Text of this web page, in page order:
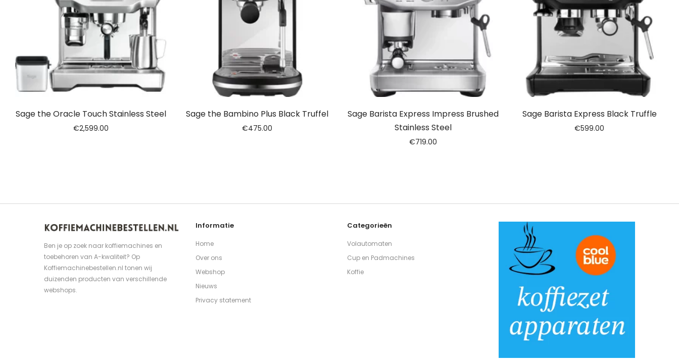
Sage the Oracle Touch Stainless Steel
€2,599.00
Sage the Bambino Plus Black Truffel
€475.00
Sage Barista Express Impress Brushed
Stainless Steel
€719.00
Sage Barista Express Black Truffle
€599.00
Ben je op zoek naar koffiemachines en
toebehoren van A-kwaliteit? Op
Koffiemachinebestellen.nl tonen wij
duizenden producten van verschillende
webshops.
Informatie
Home
Over ons
Webshop
Nieuws
Privacy statement
Categorieën
Volautomaten
Cup en Padmachines
Koffie